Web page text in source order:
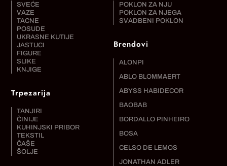
SVEĆE
VAZE
TACNE
POSUDE
UKRASNE KUTIJE
JASTUCI
FIGURE
SLIKE
KNJIGE
Trpezarija
TANJIRI
ČINIJE
KUHINJSKI PRIBOR
TEKSTIL
ČAŠE
ŠOLJE
POKLON ZA NJU
POKLON ZA NJEGA
SVADBENI POKLON
Brendovi
ALONPI
ABLO BLOMMAERT
ABYSS HABIDECOR
BAOBAB
BORDALLO PINHEIRO
BOSA
CELSO DE LEMOS
JONATHAN ADLER